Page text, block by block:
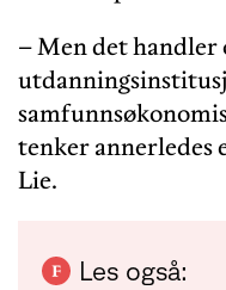
– Men det handler
tenker annerledes
Lie.
Les også: